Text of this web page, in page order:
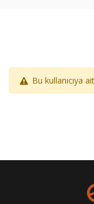
Bu kullanıcıya